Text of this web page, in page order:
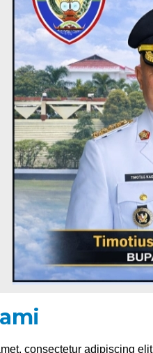
consectetur adipiscing